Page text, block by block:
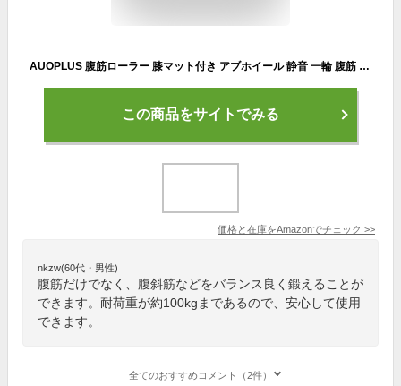
AUOPLUS 腹筋ローラー 膝マット付き アブホイール 静音 一輪 腹筋 トレーニング器具 筋トレグッズ エクササイズローラー 体幹 ストレッチ ダイエット器具 男性/女性 初心者/上級者 アブローラー
この商品をサイトでみる
価格と在庫をAmazonでチェック >>
nkzw(60代・男性)
腹筋だけでなく、腹斜筋などをバランス良く鍛えることが
できます。耐荷重が約100kgまであるので、安心して使用
できます。
全てのおすすめコメント（2件）